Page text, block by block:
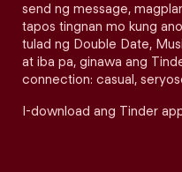
send ng message,
tapos tingnan mo kung
tulad ng Double Date,
at iba pa, ginawa ang
connection: casual,
I-download ang Tinder